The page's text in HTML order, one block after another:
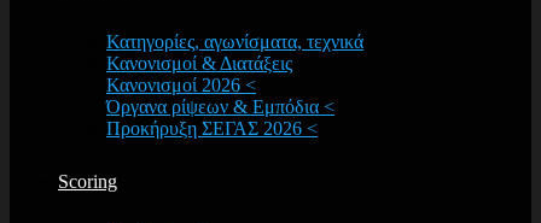
Κατηγορίες, αγωνίσματα, τεχνικά
Κανονισμοί & Διατάξεις
Κανονισμοί 2026 <
Όργανα ρίψεων & Εμπόδια <
Προκήρυξη ΣΕΓΑΣ 2026 <
Scoring